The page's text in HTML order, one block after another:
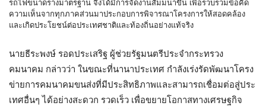
รถไฟขนาดรางมาตรฐาน จึงได้มีการจัดงานสัมมนาขึ้น เพื่อรวบรวมข้อคิด
ความเห็นจากทุกภาคส่วนมาประกอบการพิจารณาโครงการให้สอดคล้อง
และเกิดประโยชน์ต่อประเทศชาติและท้องถิ่นอย่างแท้จริง
นายธีระพงษ์ รอดประเสริฐ ผู้ช่วยรัฐมนตรีประจำกระทรวง
คมนาคม กล่าวว่า ในขณะที่นานาประเทศ กำลังเร่งรัดพัฒนาโครง
ข่ายการคมนาคมขนส่งที่มีประสิทธิภาพและสามารถเชื่อมต่อสู่ประ
เทศอื่นๆ ได้อย่างสะดวก รวดเร็ว เพื่อขยายโอกาสทางเศรษฐกิจ